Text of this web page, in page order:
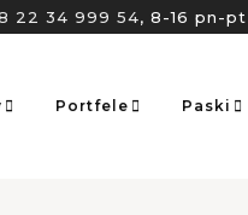
22 34 999 54, 8-16 pn-pt
Portfele Paski